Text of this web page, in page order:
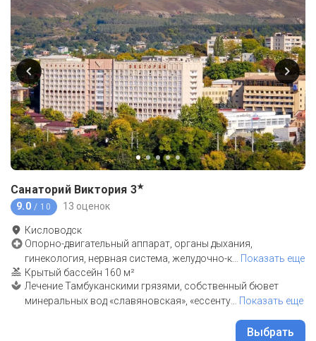
Санаторий Виктория 3★
9.0 / 10 13 оценок
Кисловодск
Опорно-двигательный аппарат, органы дыхания,
гинекология, нервная система, желудочно-к
Показать еще
Крытый бассейн 160 м²
Лечение Тамбуканскими грязями, собственный бювет
минеральных вод «славяновская», «ессенту
Показать еще
Выбрать